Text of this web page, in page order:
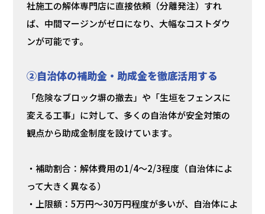
社施工の解体専門店に直接依頼（分離発注）すれ
ば、中間マージンがゼロになり、大幅なコストダウ
ンが可能です。
②自治体の補助金・助成金を徹底活用する
「危険なブロック塀の撤去」や「生垣をフェンスに
変える工事」に対して、多くの自治体が安全対策の
観点から助成金制度を設けています。
・補助割合：解体費用の1/4〜2/3程度（自治体によ
って大きく異なる）
・上限額：5万円〜30万円程度が多いが、自治体によ